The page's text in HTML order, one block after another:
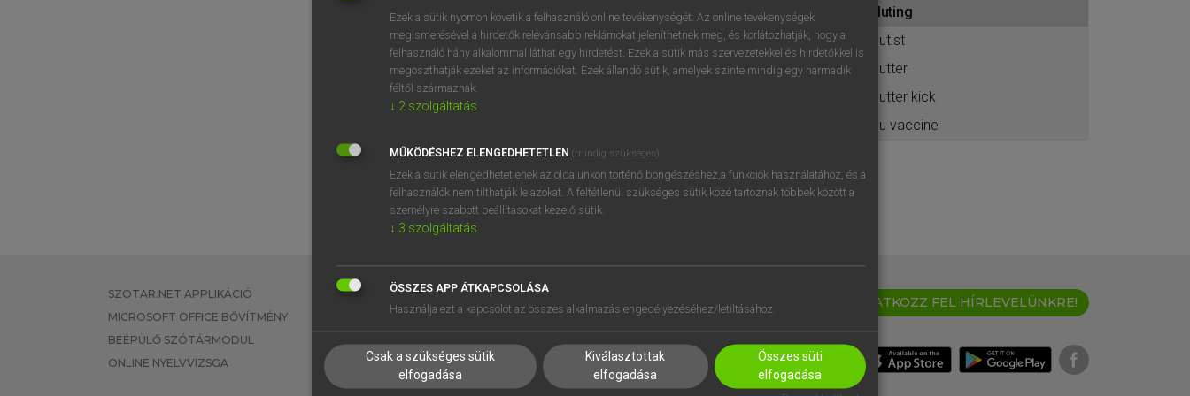
BELÉPÉS
próbaverziójának elindításához
regisztrálok ésbelépek.
REGISZTRÁCIÓ
fluting
flutist
flutter
flutter kick
flu vaccine
SZOTAR.NET APPLIKÁCIÓ
MICROSOFT OFFICE BŐVÍTMÉNY
BEÉPÜLŐ SZÓTÁRMODUL
ONLINE NYELVVIZSGA
EGYÉNI FELHASZNÁLÓKNAK
TANULÓKNAK
VÁLLALATI MEGOLDÁSOK
SÚGÓ
RÓLUNK
SÜTI BEÁLLÍTÁSOK
IRATKOZZ FEL HÍRLEVELÜNKRE!
Ezek a sütik nyomon követik a felhasználó online tevékenységét. Az online tevékenységek
megismerésével a hirdetők relevánsabb reklámokat jeleníthetnek meg, és korlátozhatják, hogy a
felhasználó hány alkalommal láthat egy hirdetést. Ezek a sütik más szervezetekkel és hirdetőkkel is
megoszthatják ezeket az információkat. Ezek állandó sütik, amelyek szinte mindig egy harmadik
féltől származnak.
↓ 2 szolgáltatás
MŰKÖDÉSHEZ ELENGEDHETETLEN (mindig szükséges)
Ezek a sütik elengedhetetlenek az oldalunkon történő böngészéshez,a funkciók használatához, és a
felhasználók nem tilthatják le azokat. A feltétlenül szükséges sütik közé tartoznak többek között a
személyre szabott beállításokat kezelő sütik.
↓ 3 szolgáltatás
ÖSSZES APP ÁTKAPCSOLÁSA
Használja ezt a kapcsolót az összes alkalmazás engedélyezéséhez/letiltásához.
Csak a szükséges sütik
elfogadása
Kiválasztottak
elfogadása
Összes süti
elfogadása